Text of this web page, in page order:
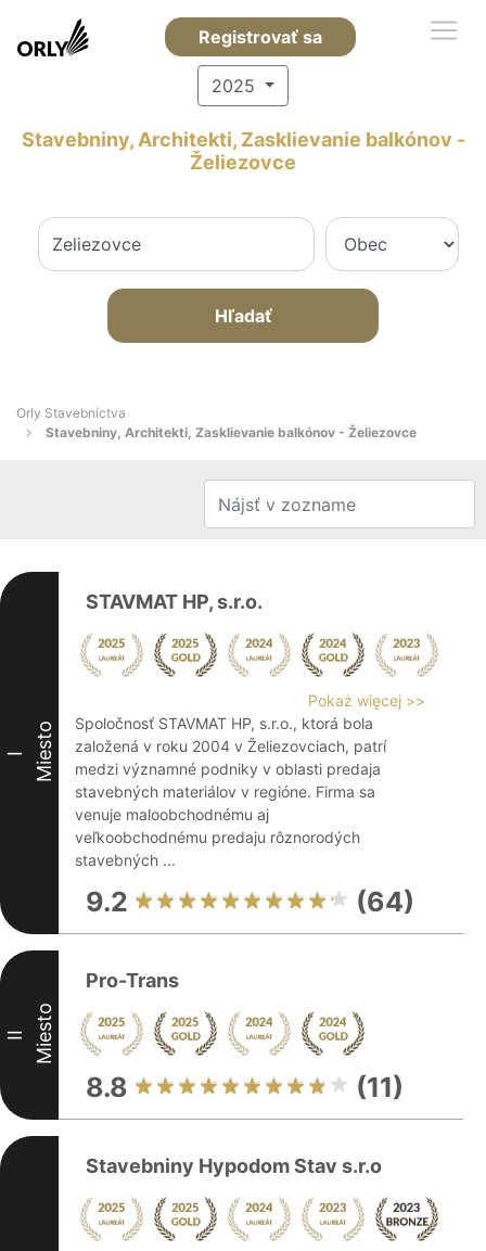
Registrovať sa
2025
Stavebniny, Architekti, Zasklievanie balkónov -
Želiezovce
Hľadať
Orly Stavebníctva
Stavebniny, Architekti, Zasklievanie balkónov - Želiezovce
I Miesto
STAVMAT HP, s.r.o.
Pokaż więcej >>
Spoločnosť STAVMAT HP, s.r.o., ktorá bola
založená v roku 2004 v Želiezovciach, patrí
medzi významné podniky v oblasti predaja
stavebných materiálov v regióne. Firma sa
venuje maloobchodnému aj
veľkoobchodnému predaju rôznorodých
stavebných ...
9.2 (64)
II Miesto
Pro-Trans
8.8 (11)
Stavebniny Hypodom Stav s.r.o